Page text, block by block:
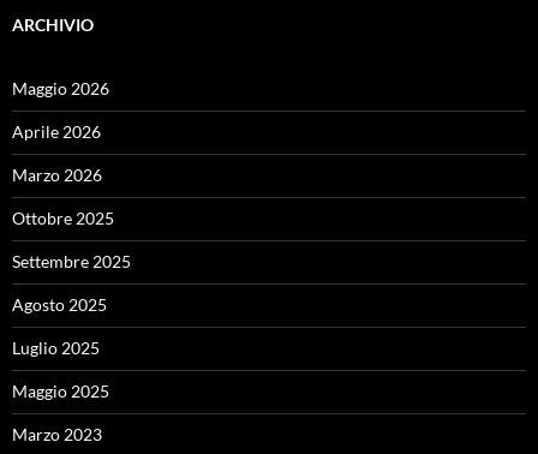
ARCHIVIO
Maggio 2026
Aprile 2026
Marzo 2026
Ottobre 2025
Settembre 2025
Agosto 2025
Luglio 2025
Maggio 2025
Marzo 2023